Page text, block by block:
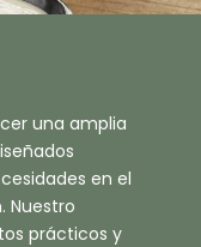
una amplia
en el
Nuestro
prácticos y